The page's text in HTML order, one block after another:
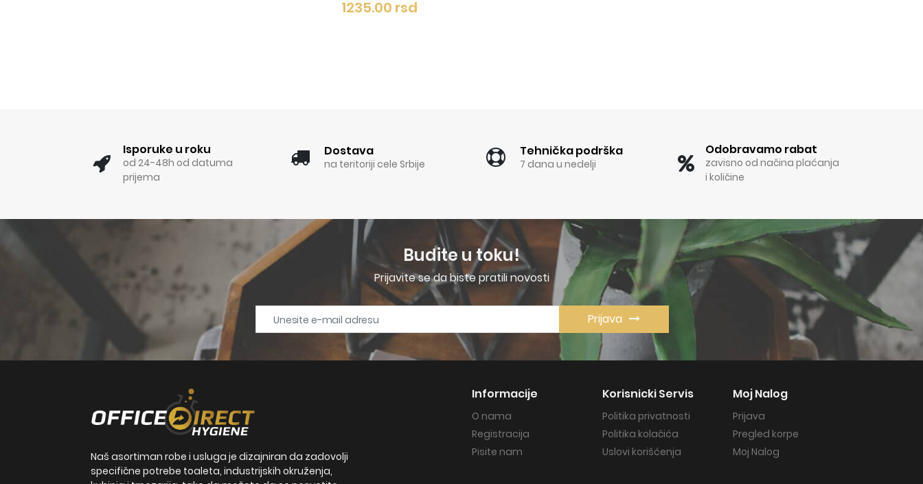
1235.00 rsd
Isporuke u roku
od 24-48h od datuma
prijema
Dostava
na teritoriji cele Srbije
Tehnička podrška
7 dana u nedelji
Odobravamo rabat
zavisno od načina plaćanja
i količine
Budite u toku!
Prijavite se da biste pratili novosti
Prijava
Naš asortiman robe i usluga je dizajniran da zadovolji
specifične potrebe toaleta, industrijskih okruženja,
Informacije
O nama
Registracija
Pisite nam
Korisnicki Servis
Politika privatnosti
Politika kolačića
Uslovi korišćenja
Moj Nalog
Prijava
Pregled korpe
Moj Nalog